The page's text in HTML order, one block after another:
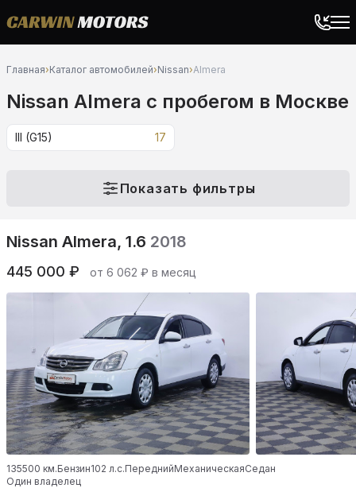
Главная›Каталог автомобилей›Nissan›Almera
Nissan Almera c пробегом в Москве
III (G15) 17
Показать фильтры
Nissan Almera, 1.6 2018
445 000 ₽ от 6 062 ₽ в месяц
135500 км.Бензин102 л.с.ПереднийМеханическаяСедан
Один владелец